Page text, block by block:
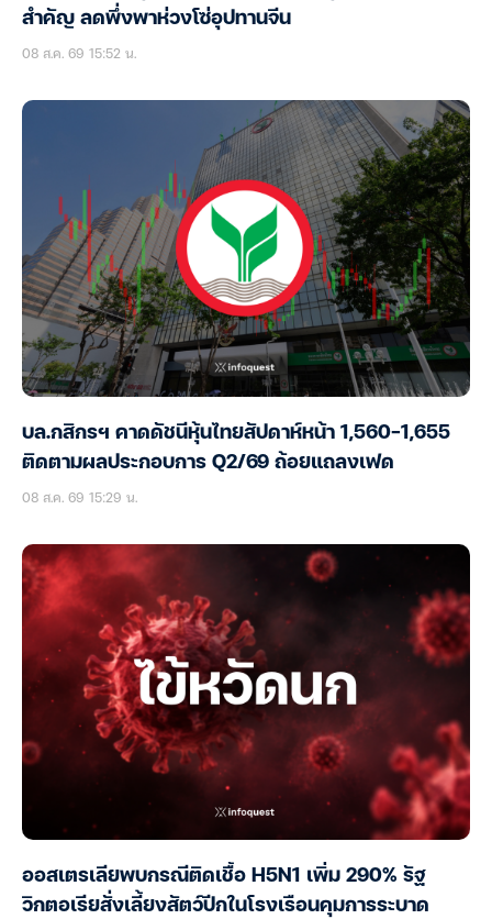
สำคัญ ลดพึ่งพาห่วงโซ่อุปทานจีน
08 ส.ค. 69 15:52 น.
บล.กสิกรฯ คาดดัชนีหุ้นไทยสัปดาห์หน้า 1,560-1,655
ติดตามผลประกอบการ Q2/69 ถ้อยแถลงเฟด
08 ส.ค. 69 15:29 น.
ออสเตรเลียพบกรณีติดเชื้อ H5N1 เพิ่ม 290% รัฐ
วิกตอเรียสั่งเลี้ยงสัตว์ปีกในโรงเรือนคุมการระบาด